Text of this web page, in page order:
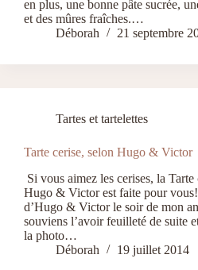
en plus, une bonne pâte sucrée,
et des mûres fraîches.…
Déborah
21 septembre
Tartes et tartelettes
Tarte cerise, selon Hugo & Victor
Si vous aimez les cerises, la Tarte
Hugo & Victor est faite pour
d’Hugo & Victor le soir de mon
souviens l’avoir feuilleté de suite
la photo…
Déborah
19 juillet 2014